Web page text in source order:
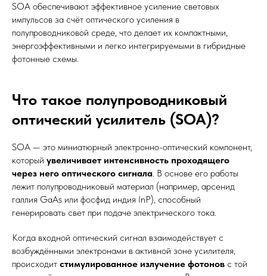
SOA обеспечивают эффективное усиление световых
импульсов за счёт оптического усиления в
полупроводниковой среде, что делает их компактными,
энергоэффективными и легко интегрируемыми в гибридные
фотонные схемы.
Что такое полупроводниковый
оптический усилитель (SOA)?
SOA — это миниатюрный электронно-оптический компонент,
который увеличивает интенсивность проходящего
через него оптического сигнала. В основе его работы
лежит полупроводниковый материал (например, арсенид
галлия GaAs или фосфид индия InP), способный
генерировать свет при подаче электрического тока.
Когда входной оптический сигнал взаимодействует с
возбуждёнными электронами в активной зоне усилителя,
происходит стимулированное излучение фотонов с той